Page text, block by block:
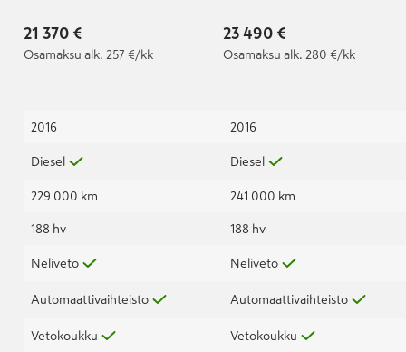
21 370 €
Osamaksu alk. 257 €/kk
2016
Diesel
229 000 km
188 hv
Neliveto
Automaattivaihteisto
Vetokoukku
All-terrain T/A //
23 490 €
Osamaksu alk. 280 €/kk
2016
Diesel
241 000 km
188 hv
Neliveto
Automaattivaihteisto
Vetokoukku